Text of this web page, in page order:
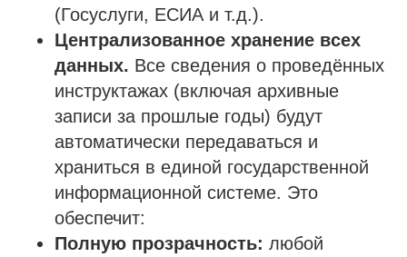
(Госуслуги, ЕСИА и т.д.).
Централизованное хранение всех
данных. Все сведения о проведённых
инструктажах (включая архивные
записи за прошлые годы) будут
автоматически передаваться и
храниться в единой государственной
информационной системе. Это
обеспечит:
Полную прозрачность: любой